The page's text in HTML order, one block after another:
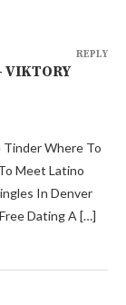
Where To
Meet Latino
In Denver
Dating A […]